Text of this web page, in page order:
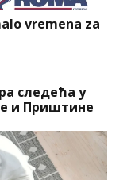
vremena za
следећа у
и Приштине